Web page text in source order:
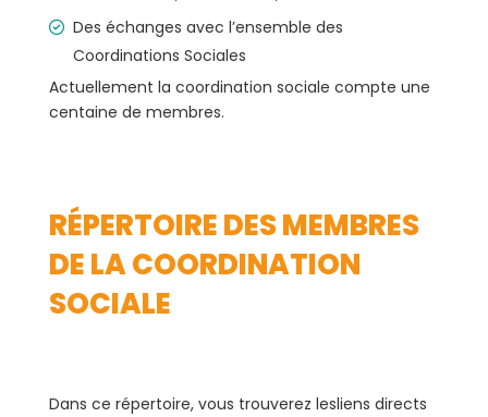
Des échanges avec l’ensemble des
Coordinations Sociales
Actuellement la coordination sociale compte une
centaine de membres.
RÉPERTOIRE DES MEMBRES
DE LA COORDINATION
SOCIALE
Dans ce répertoire, vous trouverez lesliens directs